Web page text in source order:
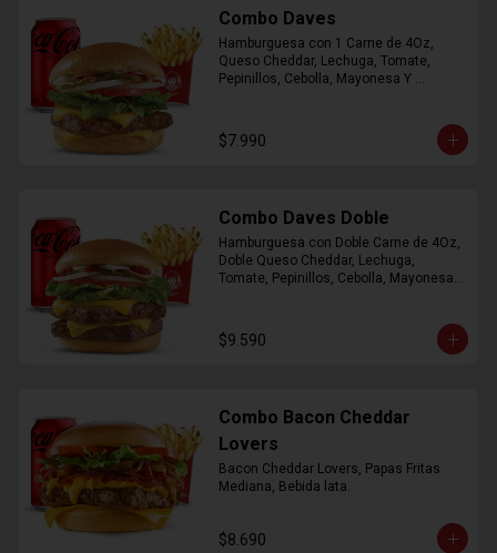
Combo Daves
Hamburguesa con 1 Carne de 4Oz,
Queso Cheddar, Lechuga, Tomate,
Pepinillos, Cebolla, Mayonesa Y
$7.990
Combo Daves Doble
Hamburguesa con Doble Carne de 4Oz,
Doble Queso Cheddar, Lechuga,
Tomate, Pepinillos, Cebolla, Mayonesa y
$9.590
Combo Bacon Cheddar
Lovers
Bacon Cheddar Lovers, Papas Fritas
Mediana, Bebida lata.
$8.690